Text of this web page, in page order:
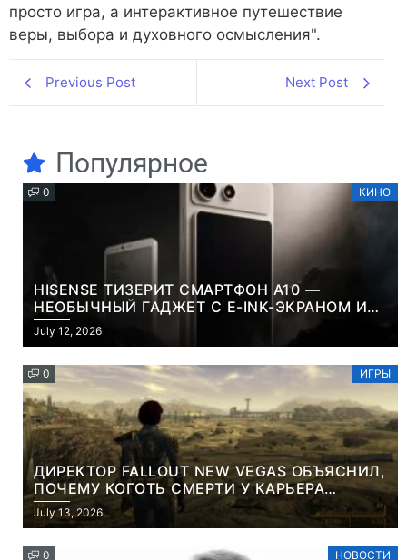
просто игра, а интерактивное путешествие
веры, выбора и духовного осмысления".
Previous Post Next Post
Популярное
0 КИНО
HISENSE ТИЗЕРИТ СМАРТФОН A10 —
НЕОБЫЧНЫЙ ГАДЖЕТ С E-INK-ЭКРАНОМ И
СЪЕМНОЙ LCD-ПАНЕЛЬЮ ДЛЯ ЦВЕТНОГО
КОНТЕНТА И СОЦСЕТЕЙ
July 12, 2026
0 ИГРЫ
ДИРЕКТОР FALLOUT NEW VEGAS ОБЪЯСНИЛ,
ПОЧЕМУ КОГОТЬ СМЕРТИ У КАРЬЕРА
НАМЕРЕННО СНОСИТ ВАМ ГОЛОВУ
July 13, 2026
0 НОВОСТИ